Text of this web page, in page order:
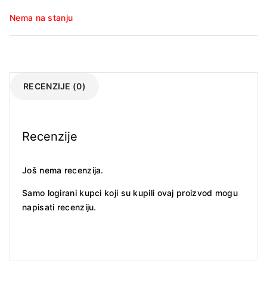
Nema na stanju
RECENZIJE (0)
Recenzije
Još nema recenzija.
Samo logirani kupci koji su kupili ovaj proizvod mogu
napisati recenziju.